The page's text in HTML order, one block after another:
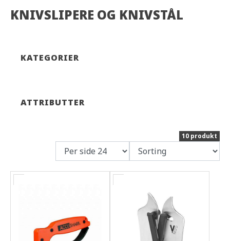
KNIVSLIPERE OG KNIVSTÅL
KATEGORIER
ATTRIBUTTER
10 produkt